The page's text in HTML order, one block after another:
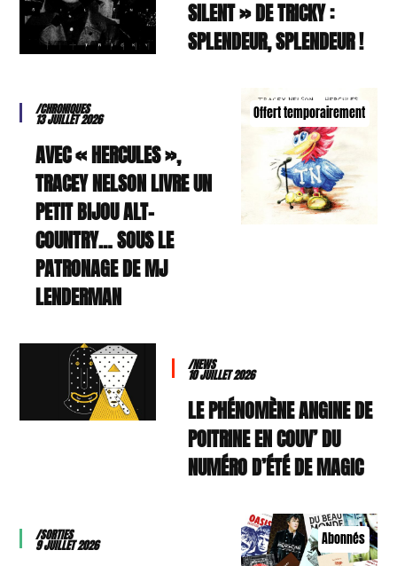
SILENT » DE TRICKY :
SPLENDEUR, SPLENDEUR !
Offert temporairement
/CHRONIQUES
13 JUILLET 2026
AVEC « HERCULES »,
TRACEY NELSON LIVRE UN
PETIT BIJOU ALT-
COUNTRY… SOUS LE
PATRONAGE DE MJ
LENDERMAN
/NEWS
10 JUILLET 2026
LE PHÉNOMÈNE ANGINE DE
POITRINE EN COUV’ DU
NUMÉRO D’ÉTÉ DE MAGIC
Abonnés
/SORTIES
9 JUILLET 2026